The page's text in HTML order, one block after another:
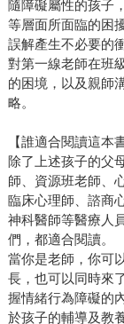
隨障礙屬性的孩子
等層面所面臨的困
誤解產生不必要的
對第一線老師在班
的困境，以及親師
略。
【誰適合閱讀這本
除了上述孩子的父
師、資源班老師、
臨床心理師、諮商
神科醫師等醫療人
們，都適合閱讀。
當你是老師，你可
長，也可以同時來
握情緒行為障礙的
於孩子的輔導及教